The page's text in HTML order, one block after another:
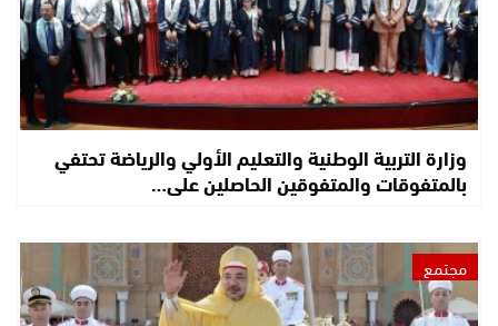
وزارة التربية الوطنية والتعليم الأولي والرياضة تحتفي
بالمتفوقات والمتفوقين الحاصلين على…
مجتمع